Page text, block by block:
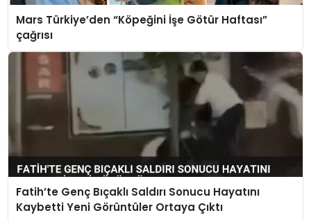
Mars Türkiye’den “Köpeğini İşe Götür Haftası”
çağrısı
Fatih’te Genç Bıçaklı Saldırı Sonucu Hayatını
Kaybetti Yeni Görüntüler Ortaya Çıktı